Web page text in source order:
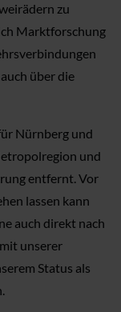
zu
Marktforschung
über die
Nürnberg und
und
entfernt. Vor
lassen kann
auch direkt nach
unserer
Status als